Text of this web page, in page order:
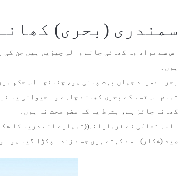
سمندری (بحری)
اس سے مراد وہ کھائی جانے والی چیزیں ہیں جن
ہوں۔
بحر سےمراد جہاں بہت پانی ہو، چنانچہ اس حکم
تمام اس قسم کے بحری کھانے چاہے وہ حیوانی یا
کھانا جائز ہے، بشرط یہ کہ مضر صحت نہ ہوں۔
اللہ تعالیٰ نے فرمایا :۔((تمہارے لئے دریا کا
صید (شکار) اسے کہتے ہیں جسے زندہ پکڑا گیا ہو